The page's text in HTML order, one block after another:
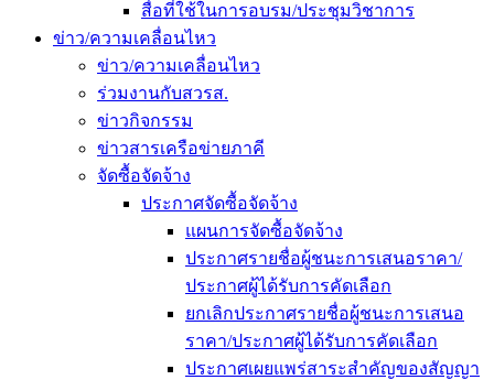
สื่อที่ใช้ในการอบรม/ประชุมวิชาการ
ข่าว/ความเคลื่อนไหว
ข่าว/ความเคลื่อนไหว
ร่วมงานกับสวรส.
ข่าวกิจกรรม
ข่าวสารเครือข่ายภาคี
จัดซื้อจัดจ้าง
ประกาศจัดซื้อจัดจ้าง
แผนการจัดซื้อจัดจ้าง
ประกาศรายชื่อผู้ชนะการเสนอราคา/
ประกาศผู้ได้รับการคัดเลือก
ยกเลิกประกาศรายชื่อผู้ชนะการเสนอ
ราคา/ประกาศผู้ได้รับการคัดเลือก
ประกาศเผยแพร่สาระสำคัญของสัญญา